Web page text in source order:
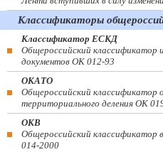
Классификаторы
Классификатор ЕСКД
Общероссийский классификатор
документов ОК 012-93
ОКАТО
Общероссийский классификатор
территориального деления ОК
ОКВ
Общероссийский
014-2000